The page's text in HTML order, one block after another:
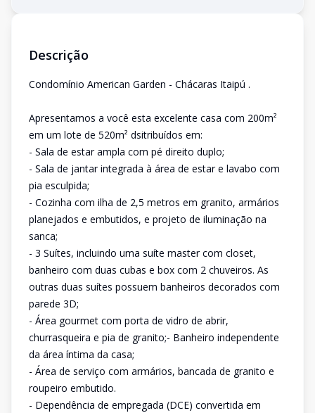
Descrição
Condomínio American Garden - Chácaras Itaipú .
Apresentamos a você esta excelente casa com 200m²
em um lote de 520m² dsitribuídos em:
- Sala de estar ampla com pé direito duplo;
- Sala de jantar integrada à área de estar e lavabo com
pia esculpida;
- Cozinha com ilha de 2,5 metros em granito, armários
planejados e embutidos, e projeto de iluminação na
sanca;
- 3 Suítes, incluindo uma suíte master com closet,
banheiro com duas cubas e box com 2 chuveiros. As
outras duas suítes possuem banheiros decorados com
parede 3D;
- Área gourmet com porta de vidro de abrir,
churrasqueira e pia de granito;- Banheiro independente
da área íntima da casa;
- Área de serviço com armários, bancada de granito e
roupeiro embutido.
- Dependência de empregada (DCE) convertida em